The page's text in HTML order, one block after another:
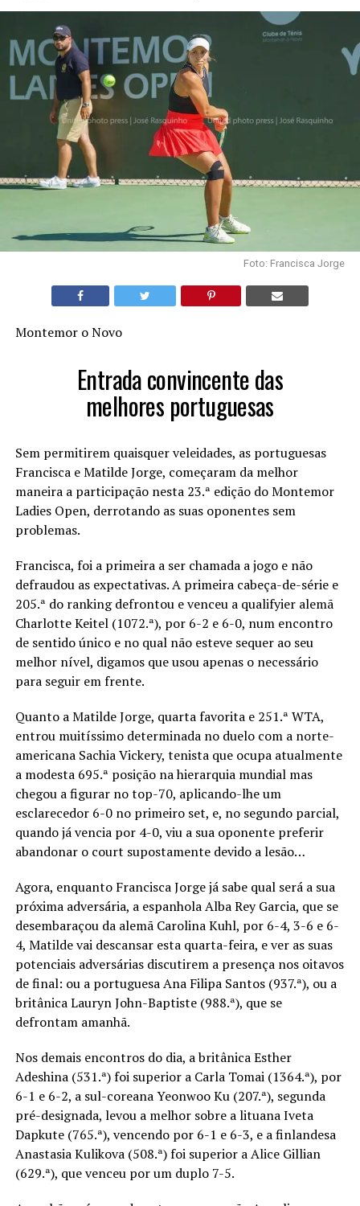
Foto: Francisca Jorge
Montemor o Novo
Entrada convincente das
melhores portuguesas
Sem permitirem quaisquer veleidades, as portuguesas
Francisca e Matilde Jorge, começaram da melhor
maneira a participação nesta 23.ª edição do Montemor
Ladies Open, derrotando as suas oponentes sem
problemas.
Francisca, foi a primeira a ser chamada a jogo e não
defraudou as expectativas. A primeira cabeça-de-série e
205.ª do ranking defrontou e venceu a qualifyier alemã
Charlotte Keitel (1072.ª), por 6-2 e 6-0, num encontro
de sentido único e no qual não esteve sequer ao seu
melhor nível, digamos que usou apenas o necessário
para seguir em frente.
Quanto a Matilde Jorge, quarta favorita e 251.ª WTA,
entrou muitíssimo determinada no duelo com a norte-
americana Sachia Vickery, tenista que ocupa atualmente
a modesta 695.ª posição na hierarquia mundial mas
chegou a figurar no top-70, aplicando-lhe um
esclarecedor 6-0 no primeiro set, e, no segundo parcial,
quando já vencia por 4-0, viu a sua oponente preferir
abandonar o court supostamente devido a lesão…
Agora, enquanto Francisca Jorge já sabe qual será a sua
próxima adversária, a espanhola Alba Rey Garcia, que se
desembaraçou da alemã Carolina Kuhl, por 6-4, 3-6 e 6-
4, Matilde vai descansar esta quarta-feira, e ver as suas
potenciais adversárias discutirem a presença nos oitavos
de final: ou a portuguesa Ana Filipa Santos (937.ª), ou a
britânica Lauryn John-Baptiste (988.ª), que se
defrontam amanhã.
Nos demais encontros do dia, a britânica Esther
Adeshina (531.ª) foi superior a Carla Tomai (1364.ª), por
6-1 e 6-2, a sul-coreana Yeonwoo Ku (207.ª), segunda
pré-designada, levou a melhor sobre a lituana Iveta
Dapkute (765.ª), vencendo por 6-1 e 6-3, e a finlandesa
Anastasia Kulikova (508.ª) foi superior a Alice Gillian
(629.ª), que venceu por um duplo 7-5.